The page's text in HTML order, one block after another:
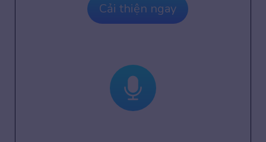
Cải thiện ngay